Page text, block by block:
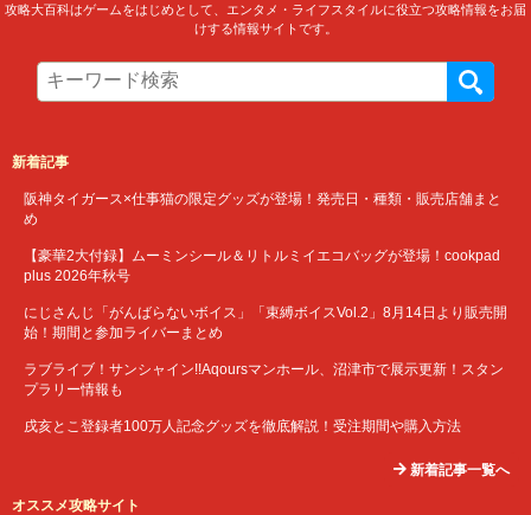
攻略大百科はゲームをはじめとして、エンタメ・ライフスタイルに役立つ攻略情報をお届
けする情報サイトです。
新着記事
阪神タイガース×仕事猫の限定グッズが登場！発売日・種類・販売店舗まと
め
【豪華2大付録】ムーミンシール＆リトルミイエコバッグが登場！cookpad
plus 2026年秋号
にじさんじ「がんばらないボイス」「束縛ボイスVol.2」8月14日より販売開
始！期間と参加ライバーまとめ
ラブライブ！サンシャイン!!Aqoursマンホール、沼津市で展示更新！スタン
プラリー情報も
戌亥とこ登録者100万人記念グッズを徹底解説！受注期間や購入方法
新着記事一覧へ
オススメ攻略サイト